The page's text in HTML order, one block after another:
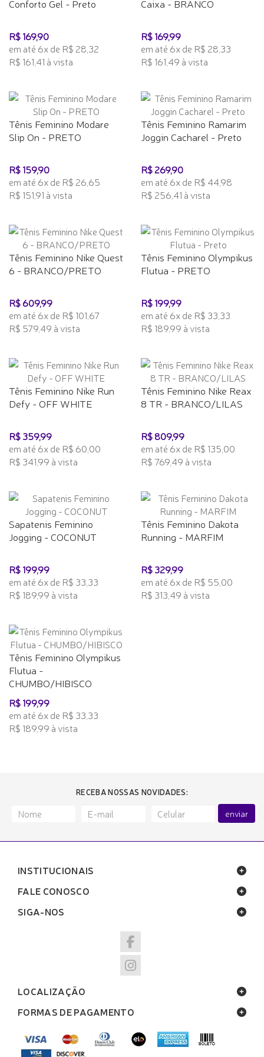
Conforto Gel - Preto
R$ 169,90
em até 6x de R$ 28,32
R$ 161,41 à vista
Caixa - BRANCO
R$ 169,99
em até 6x de R$ 28,33
R$ 161,49 à vista
Tênis Feminino Modare
Slip On - PRETO
R$ 159,90
em até 6x de R$ 26,65
R$ 151,91 à vista
Tênis Feminino Ramarim
Joggin Cacharel - Preto
R$ 269,90
em até 6x de R$ 44,98
R$ 256,41 à vista
Tênis Feminino Nike Quest
6 - BRANCO/PRETO
R$ 609,99
em até 6x de R$ 101,67
R$ 579,49 à vista
Tênis Feminino Olympikus
Flutua - PRETO
R$ 199,99
em até 6x de R$ 33,33
R$ 189,99 à vista
Tênis Feminino Nike Run
Defy - OFF WHITE
R$ 359,99
em até 6x de R$ 60,00
R$ 341,99 à vista
Tênis Feminino Nike Reax
8 TR - BRANCO/LILAS
R$ 809,99
em até 6x de R$ 135,00
R$ 769,49 à vista
Sapatenis Feminino
Jogging - COCONUT
R$ 199,99
em até 6x de R$ 33,33
R$ 189,99 à vista
Tênis Feminino Dakota
Running - MARFIM
R$ 329,99
em até 6x de R$ 55,00
R$ 313,49 à vista
Tênis Feminino Olympikus
Flutua -
CHUMBO/HIBISCO
R$ 199,99
em até 6x de R$ 33,33
R$ 189,99 à vista
RECEBA NOSSAS NOVIDADES:
enviar
INSTITUCIONAIS
FALE CONOSCO
SIGA-NOS
LOCALIZAÇÃO
FORMAS DE PAGAMENTO